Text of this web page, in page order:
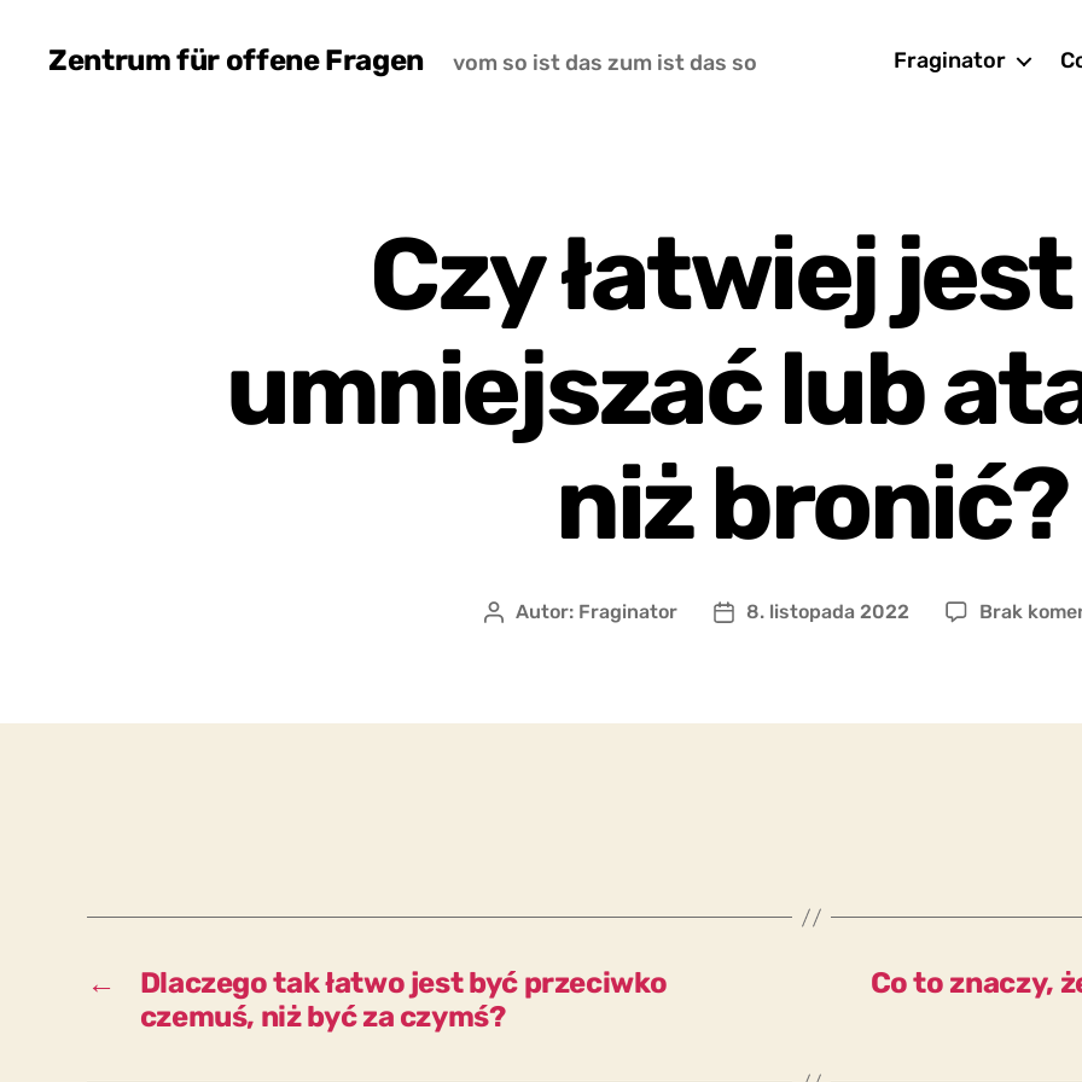
Zentrum für offene Fragen vom so ist das zum ist das so Fraginator
Czy łatwiej
umniejszać lub
niż bronić?
Autor
Autor: Fraginator
Data8. listopada 2022 Brak
←
Dlaczego tak łatwo jest być przeciwko
czemuś, niż być za czymś?
Co to znaczy,